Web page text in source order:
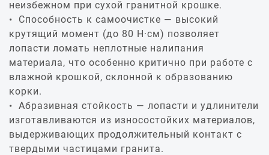
неизбежном при сухой гранитной крошке.
Способность к самоочистке — высокий
крутящий момент (до 80 Н·см) позволяет
лопасти ломать неплотные налипания
материала, что особенно критично при работе с
влажной крошкой, склонной к образованию
корки.
Абразивная стойкость — лопасти и удлинители
изготавливаются из износостойких материалов,
выдерживающих продолжительный контакт с
твердыми частицами гранита.